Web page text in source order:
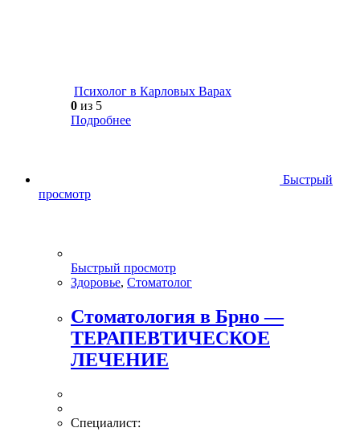
Психолог в Карловых Варах
0 из 5
Подробнее
Быстрый
просмотр
Быстрый просмотр
Здоровье, Стоматолог
Cтоматология в Брно —
ТЕРАПЕВТИЧЕСКОЕ
ЛЕЧЕНИЕ
Специалист: